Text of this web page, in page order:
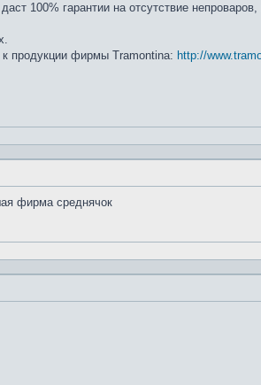
100% гарантии на отсутствие
продукции фирмы Tramontina: http://
фирма среднячок